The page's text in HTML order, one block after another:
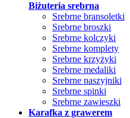
Biżuteria srebrna
Srebrne bransoletki
Srebrne broszki
Srebrne kolczyki
Srebrne komplety
Srebrne krzyżyki
Srebrne medaliki
Srebrne naszyjniki
Srebrne spinki
Srebrne zawieszki
Karafka z grawerem